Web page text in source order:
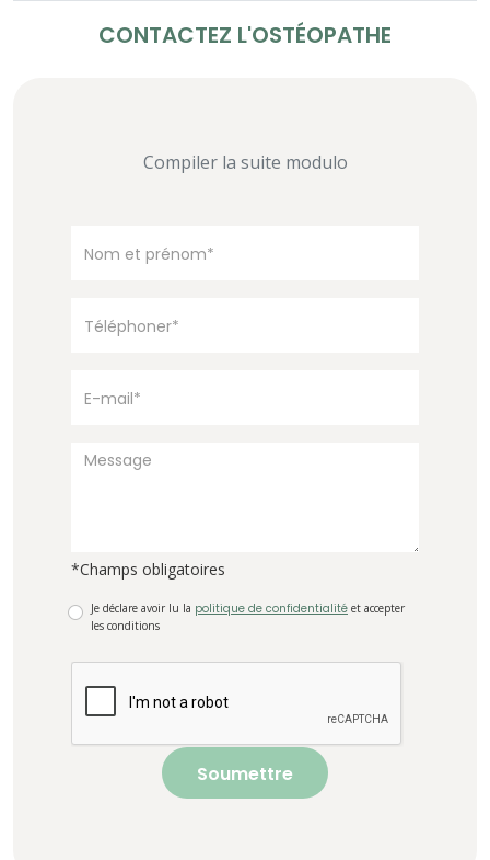
CONTACTEZ L'OSTÉOPATHE
Compiler la suite modulo
*Champs obligatoires
Je déclare avoir lu la politique de confidentialité et accepter
les conditions
Soumettre